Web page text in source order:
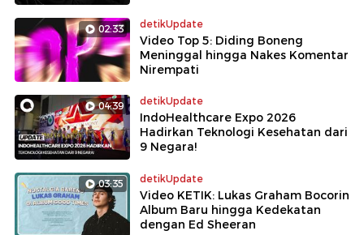
02:33 detikUpdate
Video Top 5: Diding Boneng
Meninggal hingga Nakes Komentar
Nirempati
04:39 detikUpdate
IndoHealthcare Expo 2026
Hadirkan Teknologi Kesehatan dari
9 Negara!
03:35 detikUpdate
Video KETIK: Lukas Graham Bocorin
Album Baru hingga Kedekatan
dengan Ed Sheeran